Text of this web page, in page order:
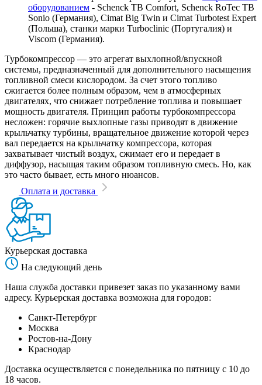
оборудованием - Schenck TB Comfort, Schenck RoTec TB
Sonio (Германия), Cimat Big Twin и Cimat Turbotest Expert
(Польша), станки марки Turboclinic (Португалия) и
Viscom (Германия).
Турбокомпрессор — это агрегат выхлопной/впускной
системы, предназначенный для дополнительного насыщения
топливной смеси кислородом. За счет этого топливо
сжигается более полным образом, чем в атмосферных
двигателях, что снижает потребление топлива и повышает
мощность двигателя. Принцип работы турбокомпрессора
несложен: горячие выхлопные газы приводят в движение
крыльчатку турбины, вращательное движение которой через
вал передается на крыльчатку компрессора, которая
захватывает чистый воздух, сжимает его и передает в
диффузор, насыщая таким образом топливную смесь. Но, как
это часто бывает, есть много нюансов.
Оплата и доставка
Курьерская доставка
На следующий день
Наша служба доставки привезет заказ по указанному вами
адресу. Курьерская доставка возможна для городов:
Санкт-Петербург
Москва
Ростов-на-Дону
Краснодар
Доставка осуществляется с понедельника по пятницу с 10 до
18 часов.